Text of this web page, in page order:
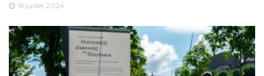
16 juillet 2024